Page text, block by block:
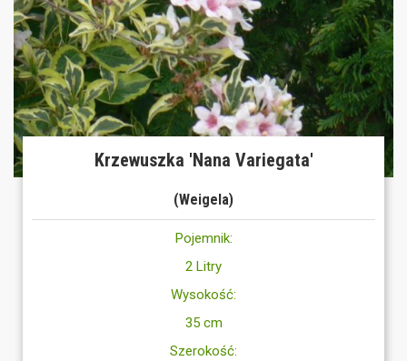
Krzewuszka 'Nana Variegata'
(Weigela)
Pojemnik:
2 Litry
Wysokość:
35 cm
Szerokość: